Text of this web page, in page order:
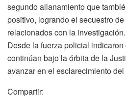
segundo allanamiento que
positivo, logrando el secuestro
relacionados con la investigación.
Desde la fuerza policial
continúan bajo la órbita de la
avanzar en el esclarecimiento
Compartir: